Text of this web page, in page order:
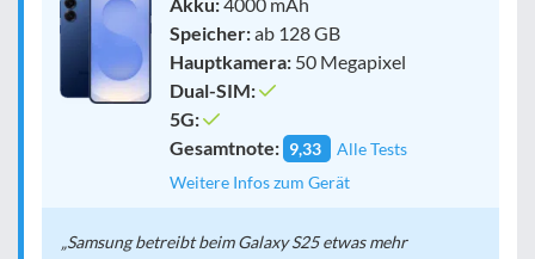
Akku:4000 mAh
Speicher:ab 128 GB
Hauptkamera: 50 Megapixel
Dual-SIM:
5G:
Gesamtnote: 9,33
Alle Tests
Weitere Infos zum Gerät
Samsung betreibt beim Galaxy S25 etwas mehr